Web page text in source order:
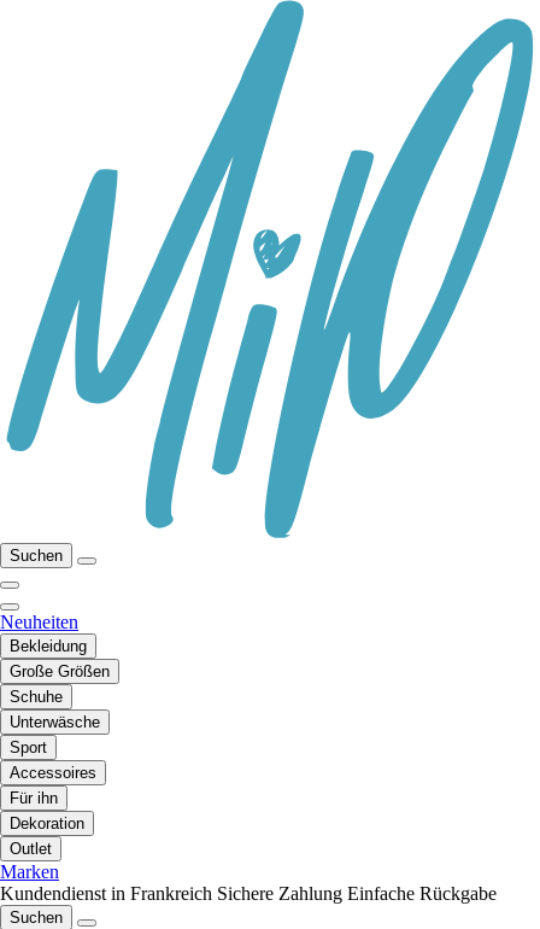
Suchen
Neuheiten
Bekleidung
Große Größen
Schuhe
Unterwäsche
Sport
Accessoires
Für ihn
Dekoration
Outlet
Marken
Kundendienst in Frankreich Sichere Zahlung Einfache Rückgabe
Suchen